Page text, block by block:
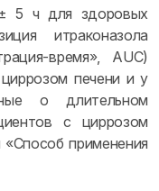
5 ч для здоровых
итраконазола
время», AUC)
печени и у
о длительном
с циррозом
применения